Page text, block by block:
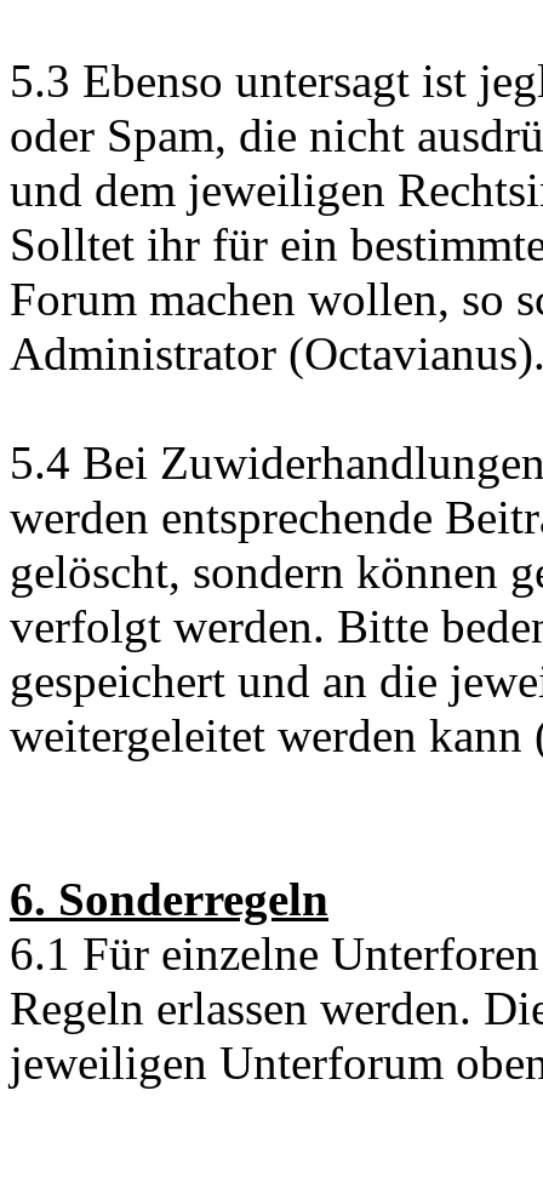
5.3 Ebenso untersagt ist
oder Spam, die nicht
und dem jeweiligen
Solltet ihr für ein
Forum machen wollen, so
Administrator
5.4 Bei
werden entsprechende
gelöscht, sondern können
verfolgt werden. Bitte
gespeichert und an die
weitergeleitet werden kann
6. Sonderregeln
6.1 Für einzelne
Regeln erlassen werden.
jeweiligen Unterforum